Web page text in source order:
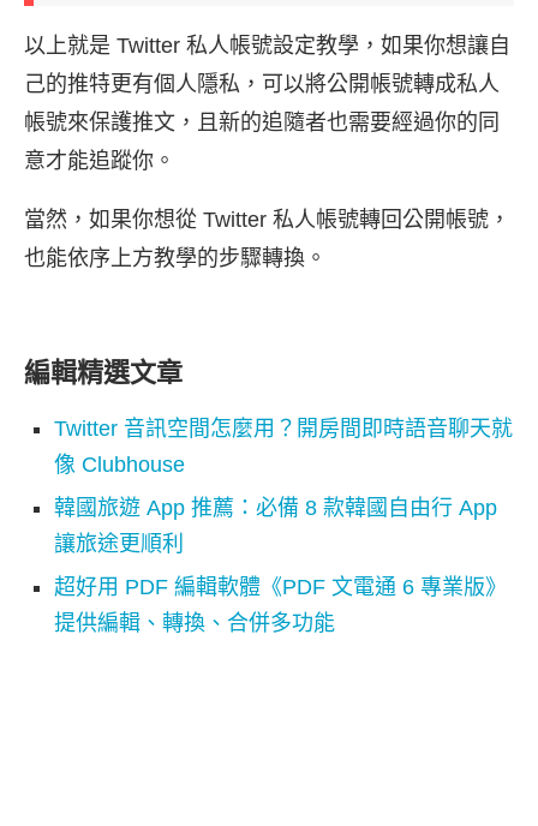
以上就是 Twitter 私人帳號設定教學，如果你想讓自
己的推特更有個人隱私，可以將公開帳號轉成私人
帳號來保護推文，且新的追隨者也需要經過你的同
意才能追蹤你。
當然，如果你想從 Twitter 私人帳號轉回公開帳號，
也能依序上方教學的步驟轉換。
編輯精選文章
Twitter 音訊空間怎麼用？開房間即時語音聊天就
像 Clubhouse
韓國旅遊 App 推薦：必備 8 款韓國自由行 App
讓旅途更順利
超好用 PDF 編輯軟體《PDF 文電通 6 專業版》
提供編輯、轉換、合併多功能